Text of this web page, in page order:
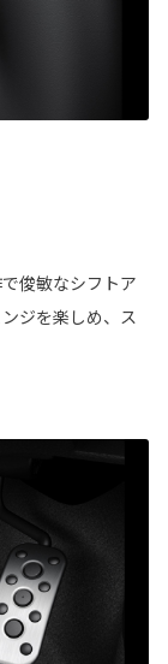
俊敏なシフトア
ジを楽しめ、ス